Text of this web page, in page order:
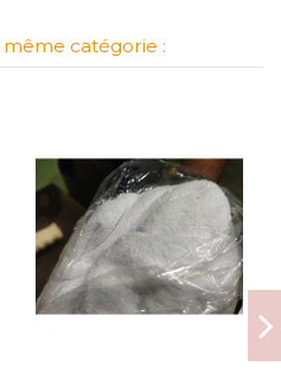
même catégorie :